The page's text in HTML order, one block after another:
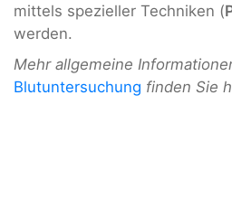
mittels spezieller Techniken (
werden.
Mehr allgemeine
Blutuntersuchung finden Sie